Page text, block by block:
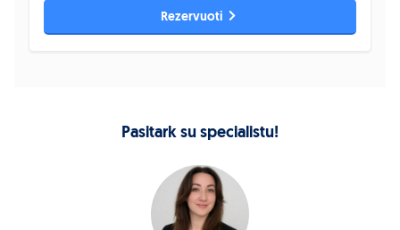
Rezervuoti
Pasitark su specialistu!